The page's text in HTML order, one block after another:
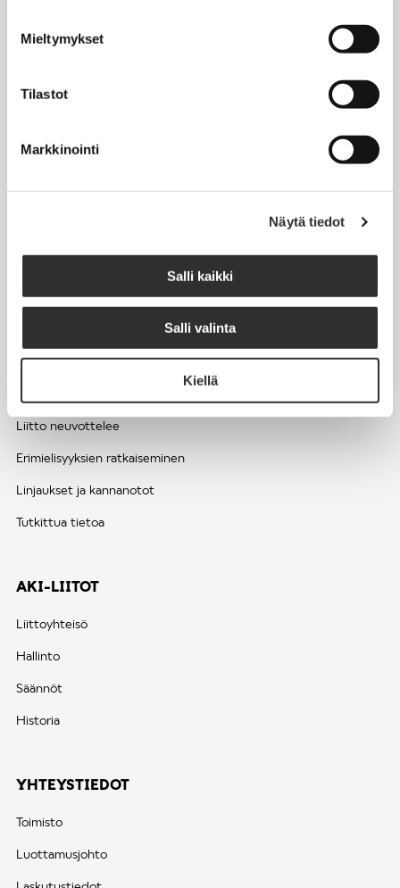
Mieltymykset
Tilastot
Markkinointi
Näytä tiedot
Salli kaikki
Salli valinta
Kiellä
Palkkaus
Työttömyys ja lomautukset
Kesätyöntekijän työehdot ja palkkaus seurakuntien hengellisessä
EDUNVALVONTA
Liitto neuvottelee
Erimielisyyksien ratkaiseminen
Linjaukset ja kannanotot
Tutkittua tietoa
AKI-LIITOT
Liittoyhteisö
Hallinto
Säännöt
Historia
YHTEYSTIEDOT
Toimisto
Luottamusjohto